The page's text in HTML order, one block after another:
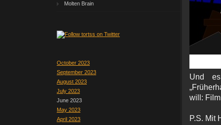
Molten Brain
October 2023
September 2023
August 2023
July 2023
June 2023
May 2023
April 2023
Und
will:
P.S. Mit